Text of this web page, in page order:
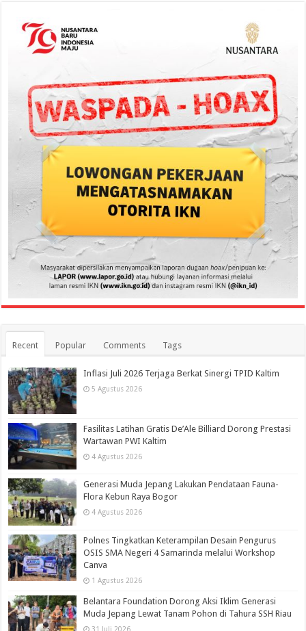
Recent Popular Comments Tags
Inflasi Juli 2026 Terjaga Berkat Sinergi TPID Kaltim
5 Agustus 2026
Fasilitas Latihan Gratis De’Ale Billiard Dorong Prestasi
Wartawan PWI Kaltim
4 Agustus 2026
Generasi Muda Jepang Lakukan Pendataan Fauna-
Flora Kebun Raya Bogor
4 Agustus 2026
Polnes Tingkatkan Keterampilan Desain Pengurus
OSIS SMA Negeri 4 Samarinda melalui Workshop
Canva
1 Agustus 2026
Belantara Foundation Dorong Aksi Iklim Generasi
Muda Jepang Lewat Tanam Pohon di Tahura SSH Riau
31 Juli 2026